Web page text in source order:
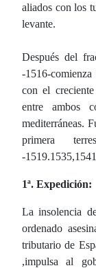
aliados con los
levante.
Después del
-1516-
con el
entre ambos
mediterráneas.
primera
-
1ª. Expedición:
La insolencia
ordenado
tributario de
,impulsa al